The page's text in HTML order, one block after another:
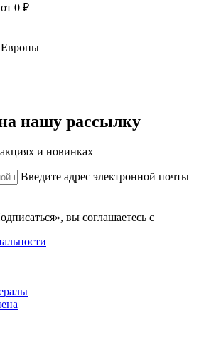
от 0 ₽
Европы
нашу рассылку
и новинках
Введите адрес электронной почты
вы соглашаетесь с